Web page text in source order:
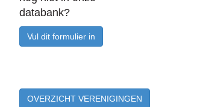
databank?
Vul dit formulier in
OVERZICHT VERENIGINGEN